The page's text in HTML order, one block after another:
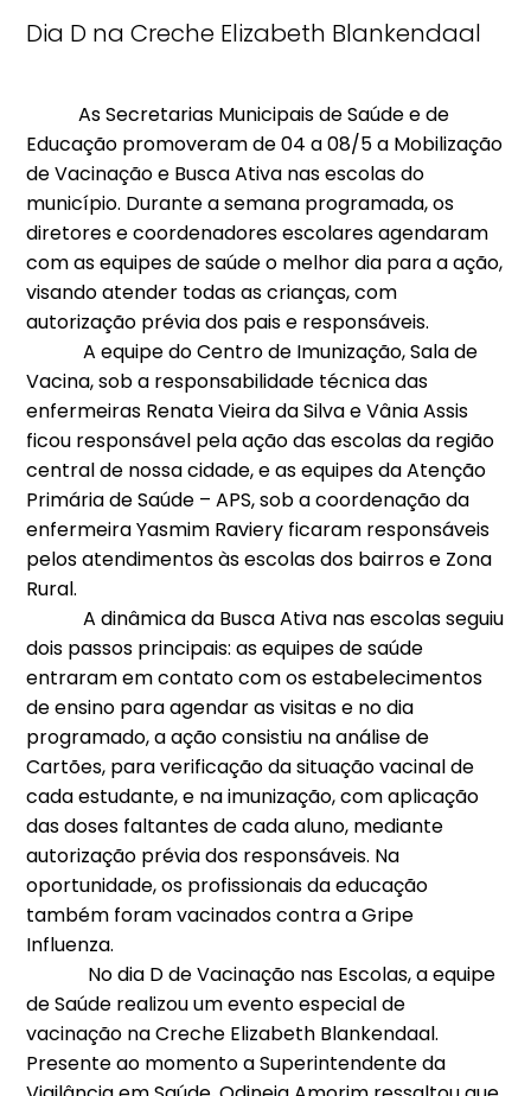
Dia D na Creche Elizabeth Blankendaal
As Secretarias Municipais de Saúde e de
Educação promoveram de 04 a 08/5 a Mobilização
de Vacinação e Busca Ativa nas escolas do
município. Durante a semana programada, os
diretores e coordenadores escolares agendaram
com as equipes de saúde o melhor dia para a ação,
visando atender todas as crianças, com
autorização prévia dos pais e responsáveis.
A equipe do Centro de Imunização, Sala de
Vacina, sob a responsabilidade técnica das
enfermeiras Renata Vieira da Silva e Vânia Assis
ficou responsável pela ação das escolas da região
central de nossa cidade, e as equipes da Atenção
Primária de Saúde – APS, sob a coordenação da
enfermeira Yasmim Raviery ficaram responsáveis
pelos atendimentos às escolas dos bairros e Zona
Rural.
A dinâmica da Busca Ativa nas escolas seguiu
dois passos principais: as equipes de saúde
entraram em contato com os estabelecimentos
de ensino para agendar as visitas e no dia
programado, a ação consistiu na análise de
Cartões, para verificação da situação vacinal de
cada estudante, e na imunização, com aplicação
das doses faltantes de cada aluno, mediante
autorização prévia dos responsáveis. Na
oportunidade, os profissionais da educação
também foram vacinados contra a Gripe
Influenza.
No dia D de Vacinação nas Escolas, a equipe
de Saúde realizou um evento especial de
vacinação na Creche Elizabeth Blankendaal.
Presente ao momento a Superintendente da